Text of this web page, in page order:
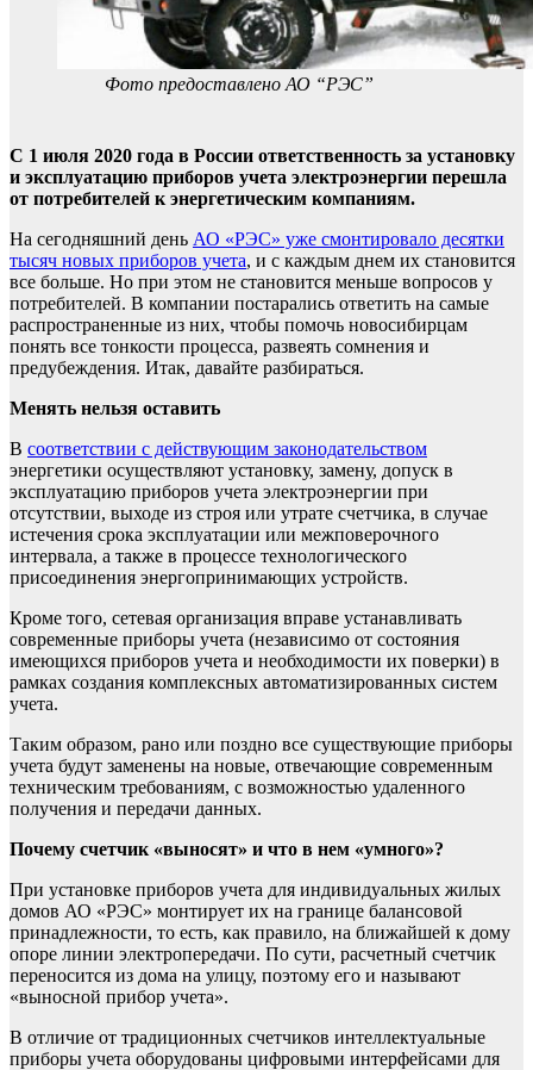
Фото предоставлено АО “РЭС”
С 1 июля 2020 года в России ответственность за установку
и эксплуатацию приборов учета электроэнергии перешла
от потребителей к энергетическим компаниям.
На сегодняшний день АО «РЭС» уже смонтировало десятки
тысяч новых приборов учета, и с каждым днем их становится
все больше. Но при этом не становится меньше вопросов у
потребителей. В компании постарались ответить на самые
распространенные из них, чтобы помочь новосибирцам
понять все тонкости процесса, развеять сомнения и
предубеждения. Итак, давайте разбираться.
Менять нельзя оставить
В соответствии с действующим законодательством
энергетики осуществляют установку, замену, допуск в
эксплуатацию приборов учета электроэнергии при
отсутствии, выходе из строя или утрате счетчика, в случае
истечения срока эксплуатации или межповерочного
интервала, а также в процессе технологического
присоединения энергопринимающих устройств.
Кроме того, сетевая организация вправе устанавливать
современные приборы учета (независимо от состояния
имеющихся приборов учета и необходимости их поверки) в
рамках создания комплексных автоматизированных систем
учета.
Таким образом, рано или поздно все существующие приборы
учета будут заменены на новые, отвечающие современным
техническим требованиям, с возможностью удаленного
получения и передачи данных.
Почему счетчик «выносят» и что в нем «умного»?
При установке приборов учета для индивидуальных жилых
домов АО «РЭС» монтирует их на границе балансовой
принадлежности, то есть, как правило, на ближайшей к дому
опоре линии электропередачи. По сути, расчетный счетчик
переносится из дома на улицу, поэтому его и называют
«выносной прибор учета».
В отличие от традиционных счетчиков интеллектуальные
приборы учета оборудованы цифровыми интерфейсами для